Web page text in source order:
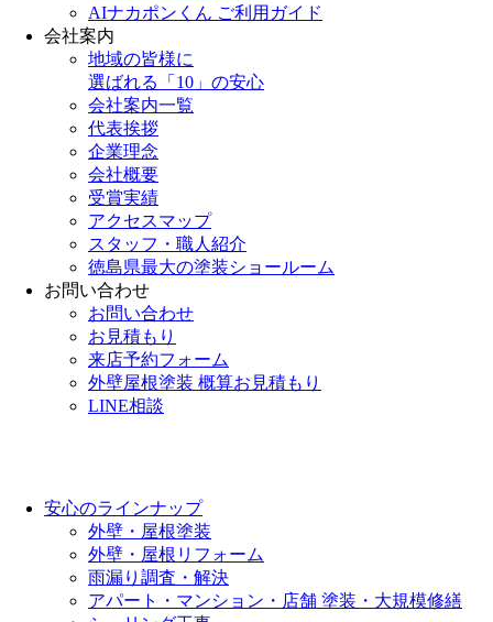
AIナカポンくん ご利用ガイド
会社案内
地域の皆様に
選ばれる「10」の安心
会社案内一覧
代表挨拶
企業理念
会社概要
受賞実績
アクセスマップ
スタッフ・職人紹介
徳島県最大の塗装ショールーム
お問い合わせ
お問い合わせ
お見積もり
来店予約フォーム
外壁屋根塗装 概算お見積もり
LINE相談
安心のラインナップ
外壁・屋根塗装
外壁・屋根リフォーム
雨漏り調査・解決
アパート・マンション・店舗 塗装・大規模修繕